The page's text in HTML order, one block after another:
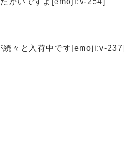
かいですよ[emoji:v-254]
続々と入荷中です[emoji:v-237]